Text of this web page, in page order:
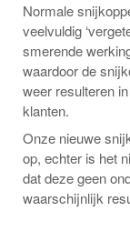
Normale
veelvuldig
smerende
waardoor de
weer resulteren
klanten.
Onze nieuwe
op, echter is het
dat deze geen
waarschijnlijk